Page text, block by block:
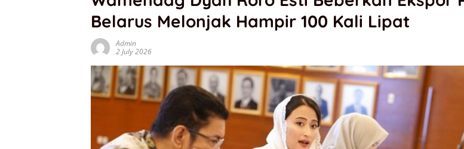
Belarus Melonjak Hampir 100 Kali Lipat
Admin
2 July 2026